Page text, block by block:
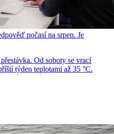
počasí na srpen. Je
Od soboty se vrací
týden teplotami až 35 °C.